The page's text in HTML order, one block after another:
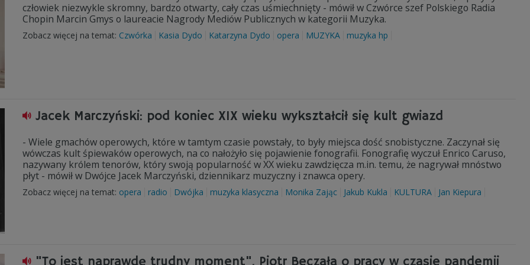
człowiek niezwykle skromny, bardzo otwarty, cały czas uśmiechnięty - mówił w Czwórce szef Polskiego Radia
Chopin Marcin Gmys o laureacie Nagrody Mediów Publicznych w kategorii Muzyka.
Zobacz więcej na temat: Czwórka Kasia Dydo Katarzyna Dydo opera MUZYKA muzyka hp
Jacek Marczyński: pod koniec XIX wieku wykształcił się kult gwiazd
- Wiele gmachów operowych, które w tamtym czasie powstały, to były miejsca dość snobistyczne. Zaczynał się
wówczas kult śpiewaków operowych, na co nałożyło się pojawienie fonografii. Fonografię wyczuł Enrico Caruso,
nazywany królem tenorów, który swoją popularność w XX wieku zawdzięcza m.in. temu, że nagrywał mnóstwo
płyt - mówił w Dwójce Jacek Marczyński, dziennikarz muzyczny i znawca opery.
Zobacz więcej na temat: opera radio Dwójka muzyka klasyczna Monika Zając Jakub Kukla KULTURA Jan Kiepura